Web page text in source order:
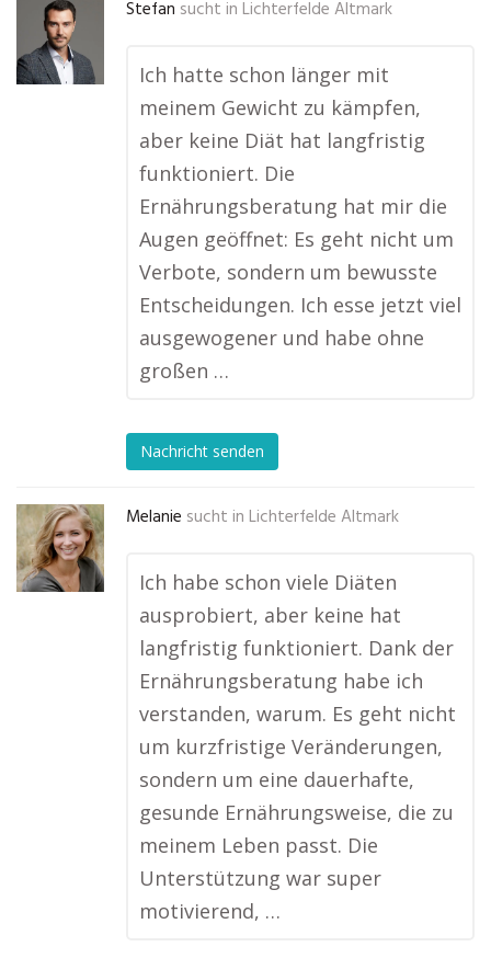
Stefan sucht in Lichterfelde Altmark
Ich hatte schon länger mit
meinem Gewicht zu kämpfen,
aber keine Diät hat langfristig
funktioniert. Die
Ernährungsberatung hat mir die
Augen geöffnet: Es geht nicht um
Verbote, sondern um bewusste
Entscheidungen. Ich esse jetzt viel
ausgewogener und habe ohne
großen …
Nachricht senden
Melanie sucht in Lichterfelde Altmark
Ich habe schon viele Diäten
ausprobiert, aber keine hat
langfristig funktioniert. Dank der
Ernährungsberatung habe ich
verstanden, warum. Es geht nicht
um kurzfristige Veränderungen,
sondern um eine dauerhafte,
gesunde Ernährungsweise, die zu
meinem Leben passt. Die
Unterstützung war super
motivierend, …